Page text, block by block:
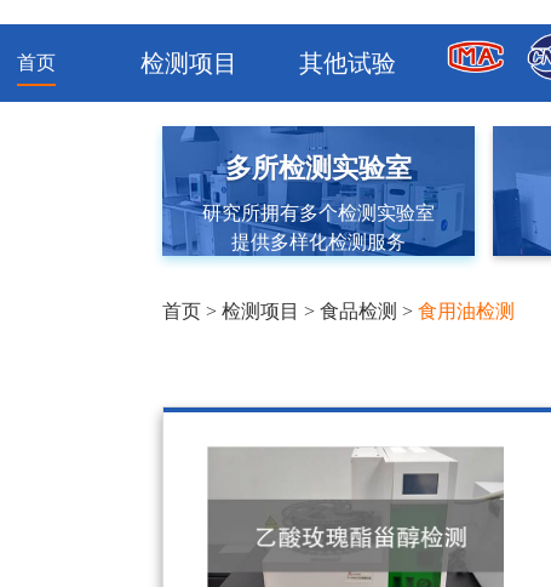
首页 检测项目 其他试验
多所检测实验室
研究所拥有多个检测实验室
提供多样化检测服务
首页 >检测项目 >食品检测 >食用油检测